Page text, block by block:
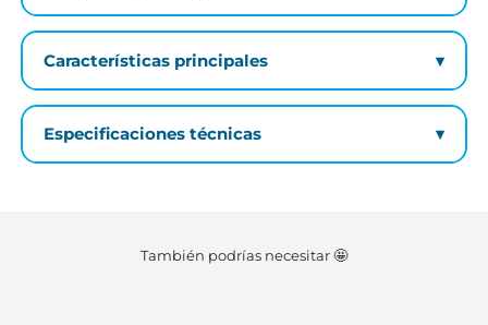
almacenamiento; es una herramienta confiable y
robusta que te acompañará en todas tus aventuras
Características principales